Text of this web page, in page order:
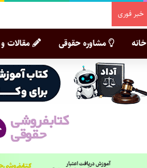
خبر فوری
خانه مشاوره حقوقی مقالات